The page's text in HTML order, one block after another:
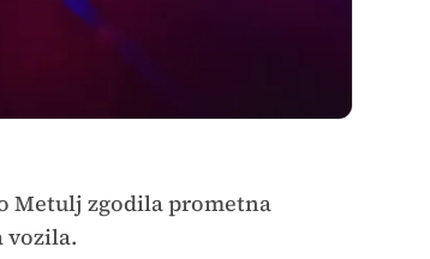
Metulj zgodila prometna
vozila.